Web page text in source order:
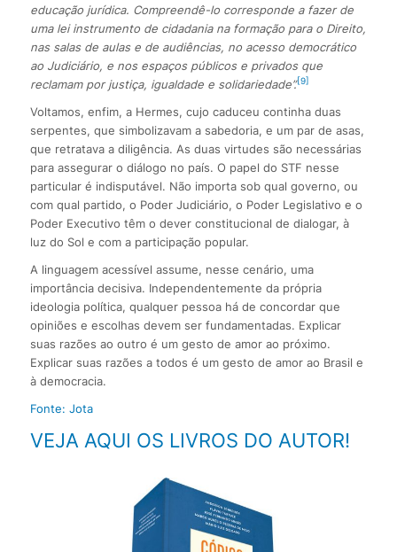
educação jurídica. Compreendê-lo corresponde a fazer de
uma lei instrumento de cidadania na formação para o Direito,
nas salas de aulas e de audiências, no acesso democrático
ao Judiciário, e nos espaços públicos e privados que
reclamam por justiça, igualdade e solidariedade”.[9]
Voltamos, enfim, a Hermes, cujo caduceu continha duas
serpentes, que simbolizavam a sabedoria, e um par de asas,
que retratava a diligência. As duas virtudes são necessárias
para assegurar o diálogo no país. O papel do STF nesse
particular é indisputável. Não importa sob qual governo, ou
com qual partido, o Poder Judiciário, o Poder Legislativo e o
Poder Executivo têm o dever constitucional de dialogar, à
luz do Sol e com a participação popular.
A linguagem acessível assume, nesse cenário, uma
importância decisiva. Independentemente da própria
ideologia política, qualquer pessoa há de concordar que
opiniões e escolhas devem ser fundamentadas. Explicar
suas razões ao outro é um gesto de amor ao próximo.
Explicar suas razões a todos é um gesto de amor ao Brasil e
à democracia.
Fonte: Jota
VEJA AQUI OS LIVROS DO AUTOR!